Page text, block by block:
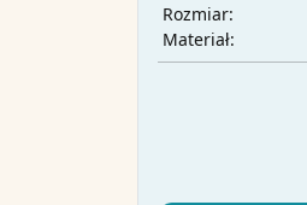
Rozmiar:
Materiał: